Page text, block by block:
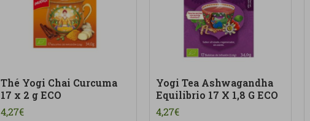
Thé Yogi Chai Curcuma
17 x 2 g ECO
4,27€
Yogi Tea Ashwagandha
Equilibrio 17 X 1,8 G ECO
4,27€